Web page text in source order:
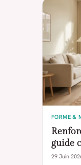
FORME &
guide
29 Juin